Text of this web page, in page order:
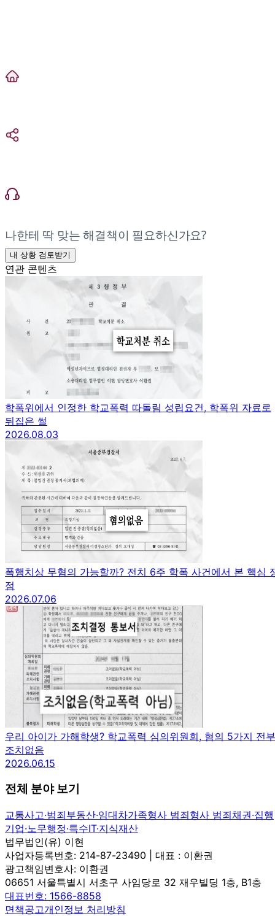
나한테 딱 맞는 해결책이 필요하신가요?
내 상황 검토받기
연관 콘텐츠
학폭위에서 인정한 학교폭력 따돌림 성립요건, 학폭위 자료로
뒤집은 썰
2026.08.03
폭행치상 무혐의 가능할까? 전치 6주 학폭 사건에서 본 핵심
점
2026.07.06
우리 아이가 가해학생? 학교폭력 심의위원회, 혐의 5가지 전부
조치없음
2026.06.15
전체 분야 보기
교통사고·범죄부동산·임대차가족형사 범죄형사 범죄채권·집행
기업·노무행정·특수IT·지식재산
법무법인(유) 이현
사업자등록번호: 214-87-23490 | 대표 : 이환권
광고책임변호사: 이환권
06651 서울특별시 서초구 사임당로 32 재우빌딩 1층, B1층
대표번호: 1566-8858
면책공고개인정보 처리방침